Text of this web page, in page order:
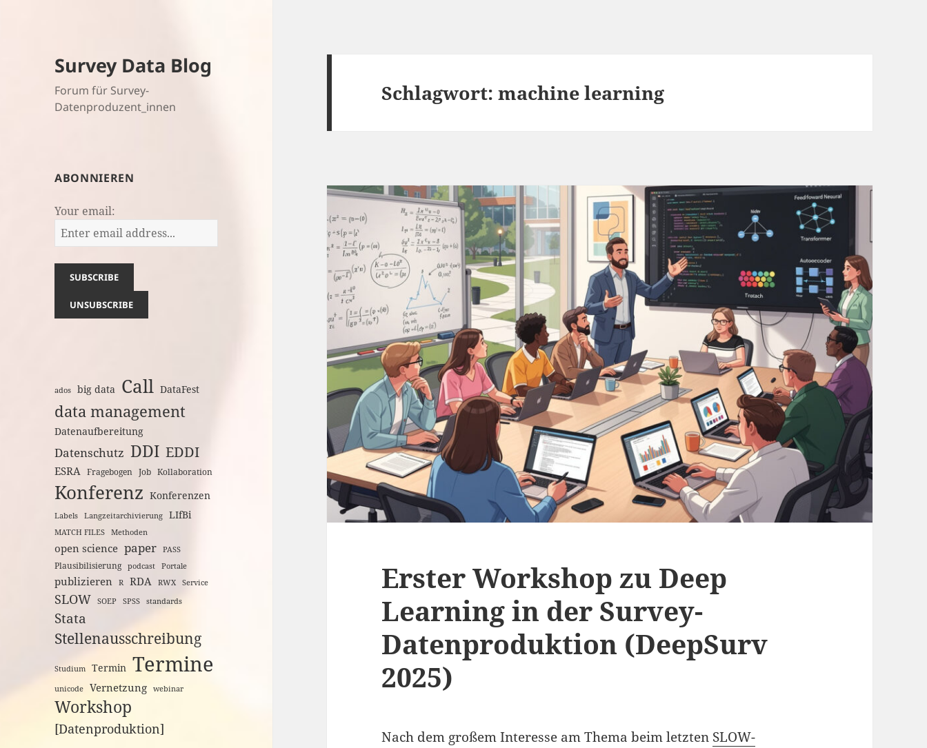
Survey Data Blog
Forum für Survey-
Datenproduzent_innen
ABONNIEREN
Your email:
ados big data Call DataFest
data management
Datenaufbereitung
Datenschutz DDI EDDI
ESRA Fragebogen Job Kollaboration
Konferenz Konferenzen
Labels Langzeitarchivierung LIfBi
MATCH FILES Methoden
open science paper PASS
Plausibilisierung podcast Portale
publizieren R RDA RWX Service
SLOW SOEP SPSS standards
Stata
Stellenausschreibung
Studium Termin Termine
unicode Vernetzung webinar
Workshop
[Datenproduktion]
Schlagwort:machine learning
Erster Workshop zu Deep
Learning in der Survey-
Datenproduktion (DeepSurv
2025)
Nach dem großem Interesse am Thema beim letzten SLOW-